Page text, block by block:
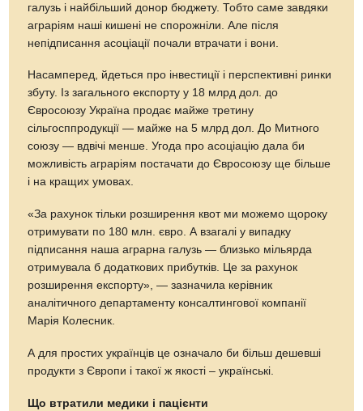
галузь і найбільший донор бюджету. Тобто саме завдяки
аграріям наші кишені не спорожніли. Але після
непідписання асоціації почали втрачати і вони.
Насамперед, йдеться про інвестиції і перспективні ринки
збуту. Із загального експорту у 18 млрд дол. до
Євросоюзу Україна продає майже третину
сільгосппродукції — майже на 5 млрд дол. До Митного
союзу — вдвічі менше. Угода про асоціацію дала би
можливість аграріям постачати до Євросоюзу ще більше
і на кращих умовах.
«За рахунок тільки розширення квот ми можемо щороку
отримувати по 180 млн. євро. А взагалі у випадку
підписання наша аграрна галузь — близько мільярда
отримувала б додаткових прибутків. Це за рахунок
розширення експорту», — зазначила керівник
аналітичного департаменту консалтингової компанії
Марія Колесник.
А для простих українців це означало би більш дешевші
продукти з Європи і такої ж якості – українські.
Що втратили медики і пацієнти